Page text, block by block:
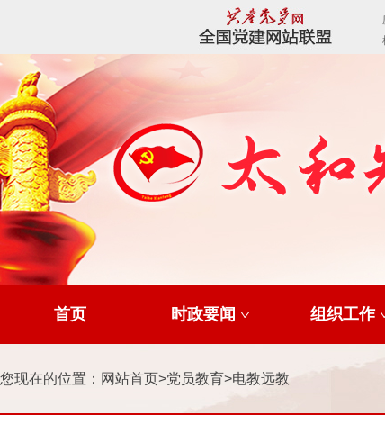
首页 时政要闻 组织工作
您现在的位置： 网站首页>党员教育>电教远教